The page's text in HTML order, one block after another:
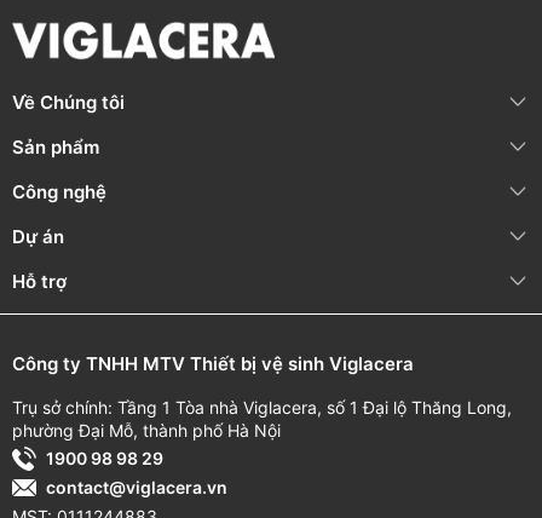
Về Chúng tôi
Sản phẩm
Công nghệ
Dự án
Hỗ trợ
Công ty TNHH MTV Thiết bị vệ sinh Viglacera
Trụ sở chính: Tầng 1 Tòa nhà Viglacera, số 1 Đại lộ Thăng Long,
phường Đại Mỗ, thành phố Hà Nội
1900 98 98 29
contact@viglacera.vn